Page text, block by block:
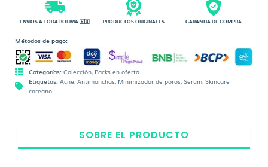
ENVÍOS A TODA BOLIVIA 🇧🇴 PRODUCTOS ORIGINALES GARANTÍA DE COMPRA
Métodos de pago:
Categorías: Colección, Packs en oferta
Etiquetas: Acne, Antimanchas, Minimizador de poros, Serum, Skincare
coreano
SOBRE EL PRODUCTO